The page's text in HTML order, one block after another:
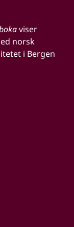
viser
norsk
i Bergen